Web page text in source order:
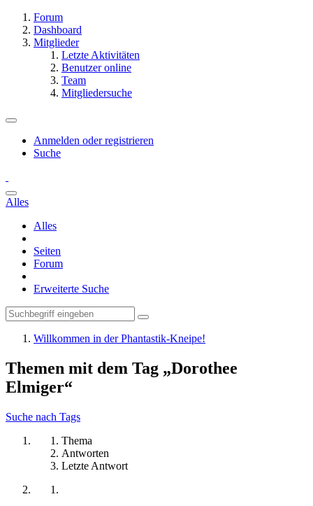
Forum
Dashboard
Mitglieder
Letzte Aktivitäten
Benutzer online
Team
Mitgliedersuche
Anmelden oder registrieren
Suche
Alles
Alles
Seiten
Forum
Erweiterte Suche
Willkommen in der Phantastik-Kneipe!
Themen mit dem Tag „Dorothee
Elmiger“
Suche nach Tags
Thema
Antworten
Letzte Antwort